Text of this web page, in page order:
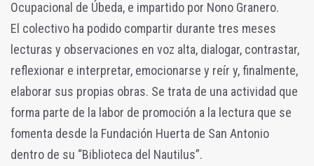
Ocupacional de Úbeda, e impartido por Nono Granero.
El colectivo ha podido compartir durante tres meses
lecturas y observaciones en voz alta, dialogar, contrastar,
reflexionar e interpretar, emocionarse y reír y, finalmente,
elaborar sus propias obras. Se trata de una actividad que
forma parte de la labor de promoción a la lectura que se
fomenta desde la Fundación Huerta de San Antonio
dentro de su “Biblioteca del Nautilus”.